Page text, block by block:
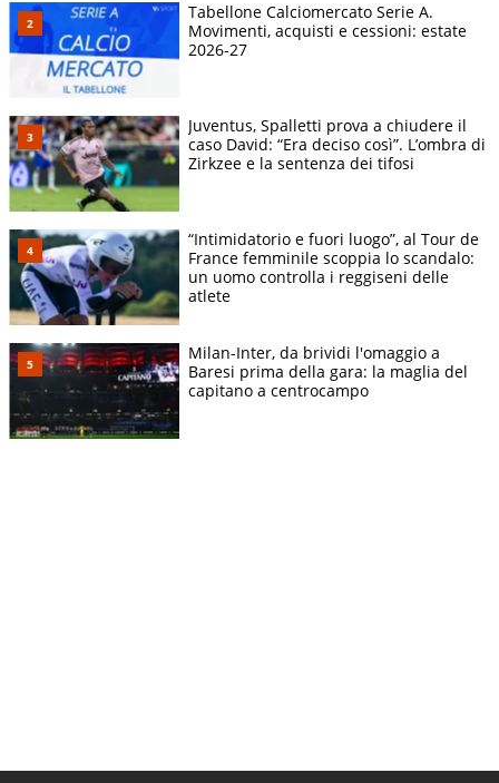
Tabellone Calciomercato Serie A.
Movimenti, acquisti e cessioni: estate
2026-27
Juventus, Spalletti prova a chiudere il
caso David: “Era deciso così”. L’ombra di
Zirkzee e la sentenza dei tifosi
“Intimidatorio e fuori luogo”, al Tour de
France femminile scoppia lo scandalo:
un uomo controlla i reggiseni delle
atlete
Milan-Inter, da brividi l'omaggio a
Baresi prima della gara: la maglia del
capitano a centrocampo